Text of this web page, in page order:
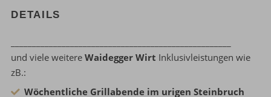
DETAILS
und viele weitereWaidegger Wirt Inklusivleistungen wie
zB.:
Wöchentliche Grillabende im urigen Steinbruch